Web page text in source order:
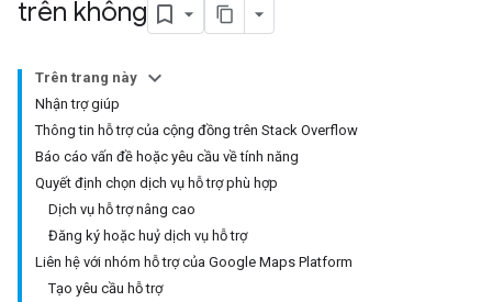
trên không
Trên trang này
Nhận trợ giúp
Thông tin hỗ trợ của cộng đồng trên Stack Overflow
Báo cáo vấn đề hoặc yêu cầu về tính năng
Quyết định chọn dịch vụ hỗ trợ phù hợp
Dịch vụ hỗ trợ nâng cao
Đăng ký hoặc huỷ dịch vụ hỗ trợ
Liên hệ với nhóm hỗ trợ của Google Maps Platform
Tạo yêu cầu hỗ trợ